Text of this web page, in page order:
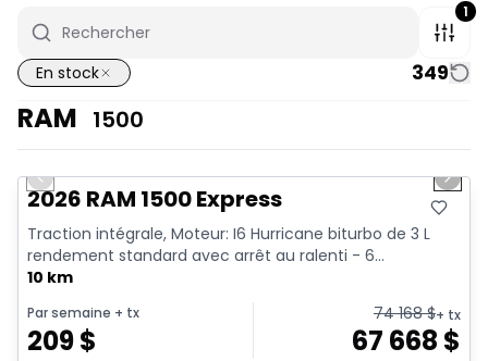
1
En stock 349
RAM 1500
1/7
En stock
Previous slide Next
2026 RAM 1500 Express
Traction intégrale, Moteur: I6 Hurricane biturbo de 3 L
rendement standard avec arrêt au ralenti - 6...
10 km
Par semaine + tx
209$
74 168$+ tx
67 668 $